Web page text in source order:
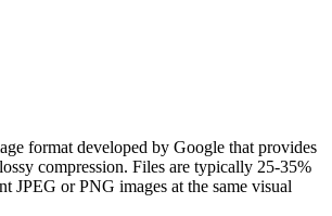
format developed by Google that provides
compression. Files are typically 25-35%
JPEG or PNG images at the same visual